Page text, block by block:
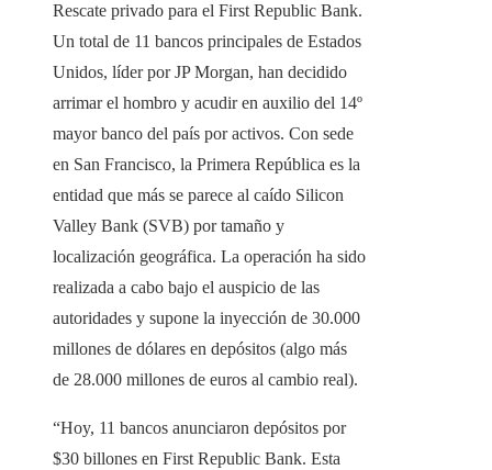
Rescate privado para el First Republic Bank.
Un total de 11 bancos principales de Estados
Unidos, líder por JP Morgan, han decidido
arrimar el hombro y acudir en auxilio del 14º
mayor banco del país por activos. Con sede
en San Francisco, la Primera República es la
entidad que más se parece al caído Silicon
Valley Bank (SVB) por tamaño y
localización geográfica. La operación ha sido
realizada a cabo bajo el auspicio de las
autoridades y supone la inyección de 30.000
millones de dólares en depósitos (algo más
de 28.000 millones de euros al cambio real).
“Hoy, 11 bancos anunciaron depósitos por
$30 billones en First Republic Bank. Esta